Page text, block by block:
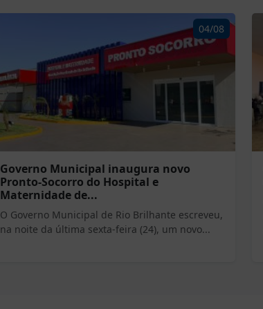
04/08
Governo Municipal inaugura novo
Pronto-Socorro do Hospital e
Maternidade de...
O Governo Municipal de Rio Brilhante escreveu,
na noite da última sexta-feira (24), um novo...